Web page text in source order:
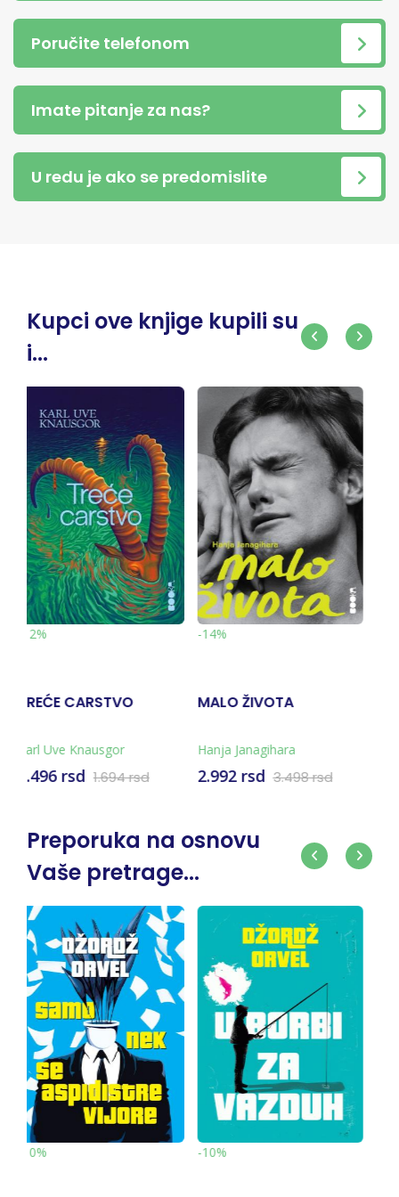
Poručite telefonom
Imate pitanje za nas?
U redu je ako se predomislite
Kupci ove knjige kupili su
i...
MALO ŽIVOTA
Hanja Janagihara
2.992 rsd 3.498 rsd
Rasprodato
FLORIDA
Loren Grof
Preporuka na osnovu
Vaše pretrage...